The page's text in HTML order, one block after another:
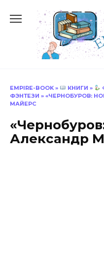
содержанию
EMPIRE-BOOK » КНИГИ »
ФЭНТЕЗИ » «ЧЕРНОБУРОВ:
МАЙЕРС
Александр